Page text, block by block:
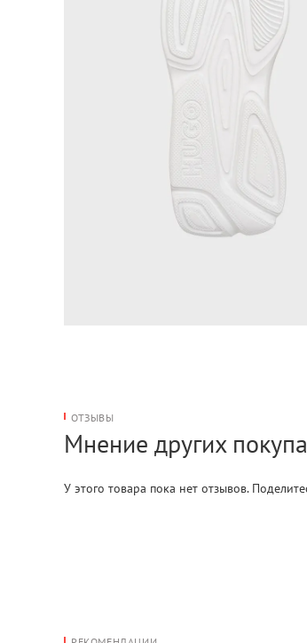
ОТЗЫВЫ
Мнение других
У этого товара пока нет отзывов.